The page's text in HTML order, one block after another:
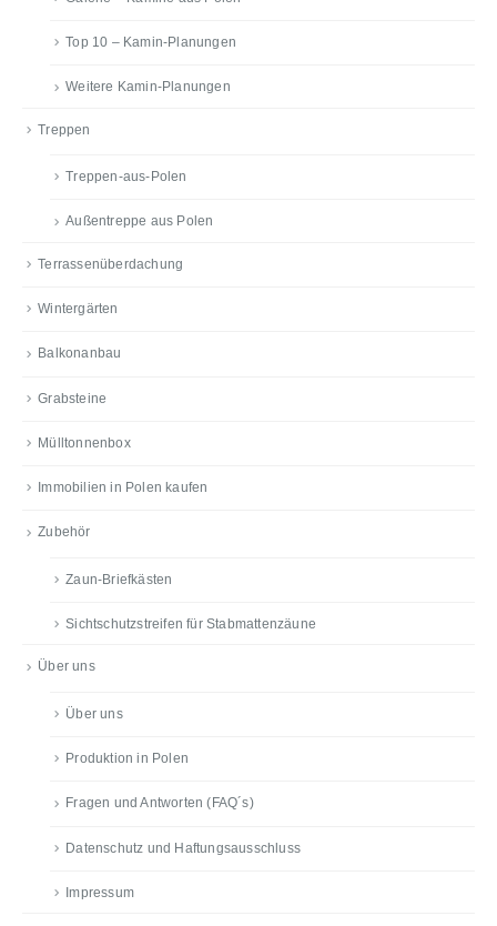
Top 10 – Kamin-Planungen
Weitere Kamin-Planungen
Treppen
Treppen-aus-Polen
Außentreppe aus Polen
Terrassenüberdachung
Wintergärten
Balkonanbau
Grabsteine
Mülltonnenbox
Immobilien in Polen kaufen
Zubehör
Zaun-Briefkästen
Sichtschutzstreifen für Stabmattenzäune
Über uns
Über uns
Produktion in Polen
Fragen und Antworten (FAQ´s)
Datenschutz und Haftungsausschluss
Impressum